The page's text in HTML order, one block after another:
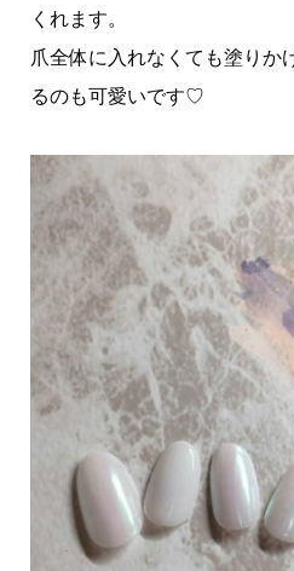
くれます。
爪全体に入れなくても塗りか
るのも可愛いです♡